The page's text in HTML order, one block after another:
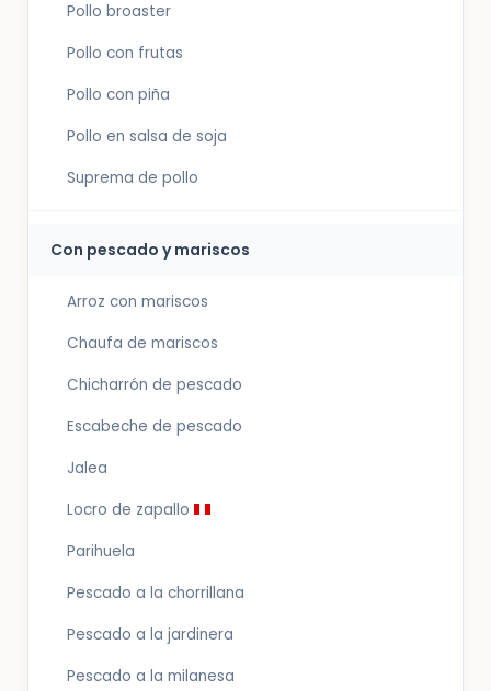
Pollo broaster
Pollo con frutas
Pollo con piña
Pollo en salsa de soja
Suprema de pollo
Con pescado y mariscos
Arroz con mariscos
Chaufa de mariscos
Chicharrón de pescado
Escabeche de pescado
Jalea
Locro de zapallo
Parihuela
Pescado a la chorrillana
Pescado a la jardinera
Pescado a la milanesa